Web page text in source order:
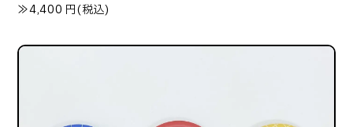
≫4,400 円(税込)